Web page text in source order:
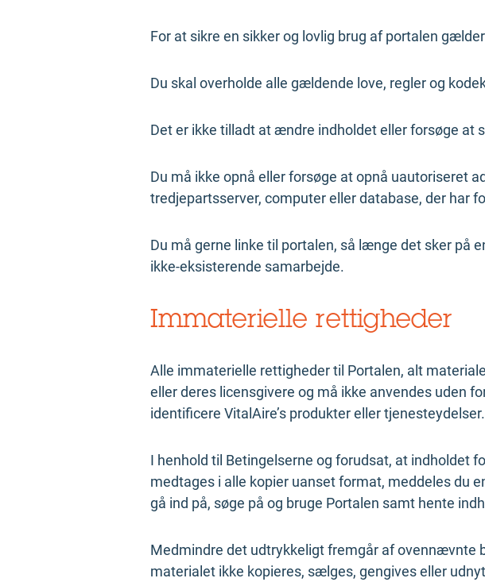
For at sikre en sikker og lovlig brug af portalen
Du skal overholde alle gældende love, regler og
Det er ikke tilladt at ændre indholdet eller forsøge at
Du må ikke opnå eller forsøge at opnå uautoriseret
tredjepartsserver, computer eller database, der har
Du må gerne linke til portalen, så længe det sker på
ikke-eksisterende samarbejde.
Immaterielle rettigheder
Alle immaterielle rettigheder til Portalen, alt
eller deres licensgivere og må ikke anvendes uden
identificere VitalAire’s produkter eller tjenesteydelser.
I henhold til Betingelserne og forudsat, at indholdet
medtages i alle kopier uanset format, meddeles du
gå ind på, søge på og bruge Portalen samt hente
Medmindre det udtrykkeligt fremgår af ovennævnte
materialet ikke kopieres, sælges, gengives eller